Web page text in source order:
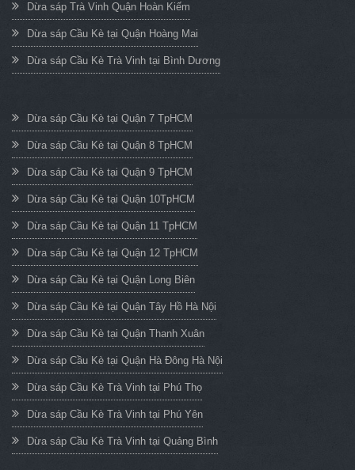
Dừa sáp Trà Vinh Quận Hoàn Kiếm
Dừa sáp Cầu Kè tại Quận Hoàng Mai
Dừa sáp Cầu Kè Trà Vinh tại Bình Dương
Dừa sáp Cầu Kè tại Quận 7 TpHCM
Dừa sáp Cầu Kè tại Quận 8 TpHCM
Dừa sáp Cầu Kè tại Quận 9 TpHCM
Dừa sáp Cầu Kè tại Quận 10TpHCM
Dừa sáp Cầu Kè tại Quận 11 TpHCM
Dừa sáp Cầu Kè tại Quận 12 TpHCM
Dừa sáp Cầu Kè tại Quận Long Biên
Dừa sáp Cầu Kè tại Quận Tây Hồ Hà Nội
Dừa sáp Cầu Kè tại Quận Thanh Xuân
Dừa sáp Cầu Kè tại Quận Hà Đông Hà Nội
Dừa sáp Cầu Kè Trà Vinh tại Phú Thọ
Dừa sáp Cầu Kè Trà Vinh tại Phú Yên
Dừa sáp Cầu Kè Trà Vinh tại Quảng Bình